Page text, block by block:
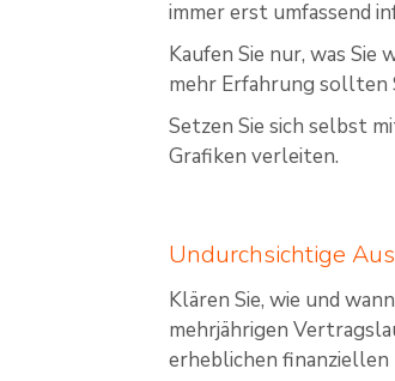
immer erst umfassend
Kaufen Sie nur, was
mehr Erfahrung sollten
Setzen Sie sich selbst
Grafiken verleiten.
Undurchsichtige
Klären Sie, wie und
mehrjährigen
erheblichen